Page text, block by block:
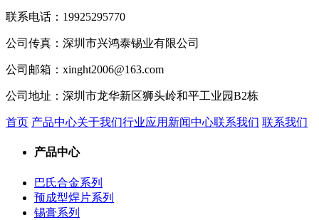
联系电话： 19925295770
公司传真： 深圳市兴鸿泰锡业有限公司
公司邮箱： xinght2006@163.com
公司地址： 深圳市龙华新区狮头岭和平工业园B2栋
首页 产品中心关于我们行业应用 新闻中心联系我们 联系我们
产品中心
巴氏合金系列
预成型焊片系列
锡膏系列